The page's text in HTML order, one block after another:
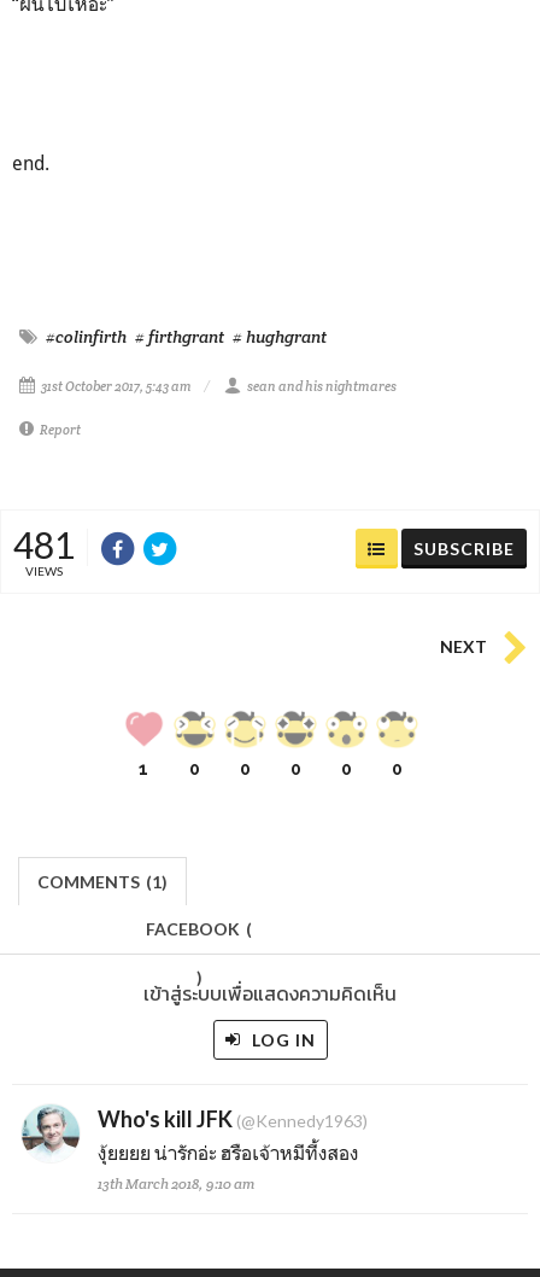
end.
#colinfirth # firthgrant # hughgrant
31st October 2017, 5:43 am sean and his nightmares
Report
481
VIEWS
SUBSCRIBE
NEXT
1 0 0 0 0 0
COMMENTS (1)
FACEBOOK (
)
เข้าสู่ระบบเพื่อแสดงความคิดเห็น
LOG IN
Who's kill JFK (@Kennedy1963)
งุ้ยยยย น่ารักอ่ะ ฮรือเจ้าหมีที้งสอง
13th March 2018, 9:10 am